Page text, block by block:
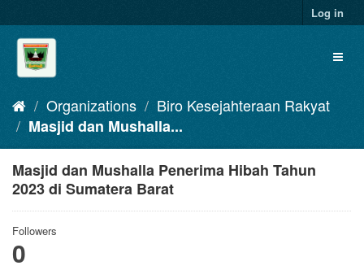
to
content
Log in
Organizations
Biro Kesejahteraan Rakyat
Masjid dan Mushalla...
Masjid dan Mushalla Penerima Hibah Tahun
2023 di Sumatera Barat
Followers
0